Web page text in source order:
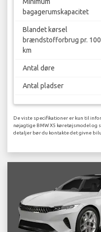
bagagerumskapacitet
Blandet kørsel
brændstofforbrug pr. 100
km
Antal døre
Antal pladser
De viste specifikationer er kun til
nøjagtige BMW X5 køretøjsmodel og
detaljer bør du kontakte det givne